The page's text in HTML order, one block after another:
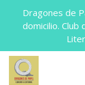
Dragones de
domicilio. Club